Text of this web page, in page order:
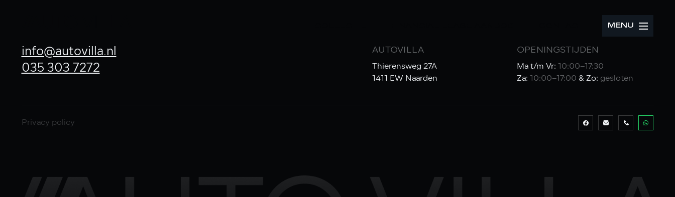
MENU
info@autovilla.nl
035 303 7272
AUTOVILLA
Thierensweg 27A
1411 EW Naarden
OPENINGSTIJDEN
Ma t/m Vr:
10:00–17:30
Za:
10:00–17:00 & Zo: gesloten
Privacy policy